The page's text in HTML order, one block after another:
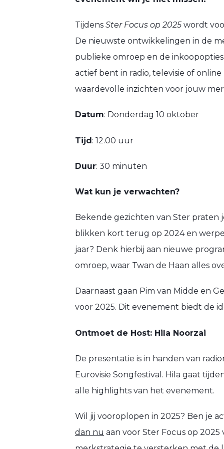
Tijdens Ster Focus op 2025wordt
De nieuwste ontwikkelingen in de
publieke omroep en de
actief bent in radio, televisie of
waardevolle inzichten voor jouw
Datum: Donderdag 10 oktober
Tijd: 12.00 uur
Duur: 30 minuten
Wat kun je verwachten?
Bekende gezichten van Ster praten
blikken kort terug op 2024 en
jaar? Denk hierbij aan nieuwe
omroep, waar Twan de Haan alles
Daarnaast gaan Pim van Midde en
voor 2025. Dit evenement biedt de
Ontmoet de Host: Hila Noorzai
De presentatie is in handen van
Eurovisie Songfestival. Hila gaat
alle highlights van het evenement.
Wil jij vooroplopen in 2025? Ben je
dan nu aan voor Ster Focus op